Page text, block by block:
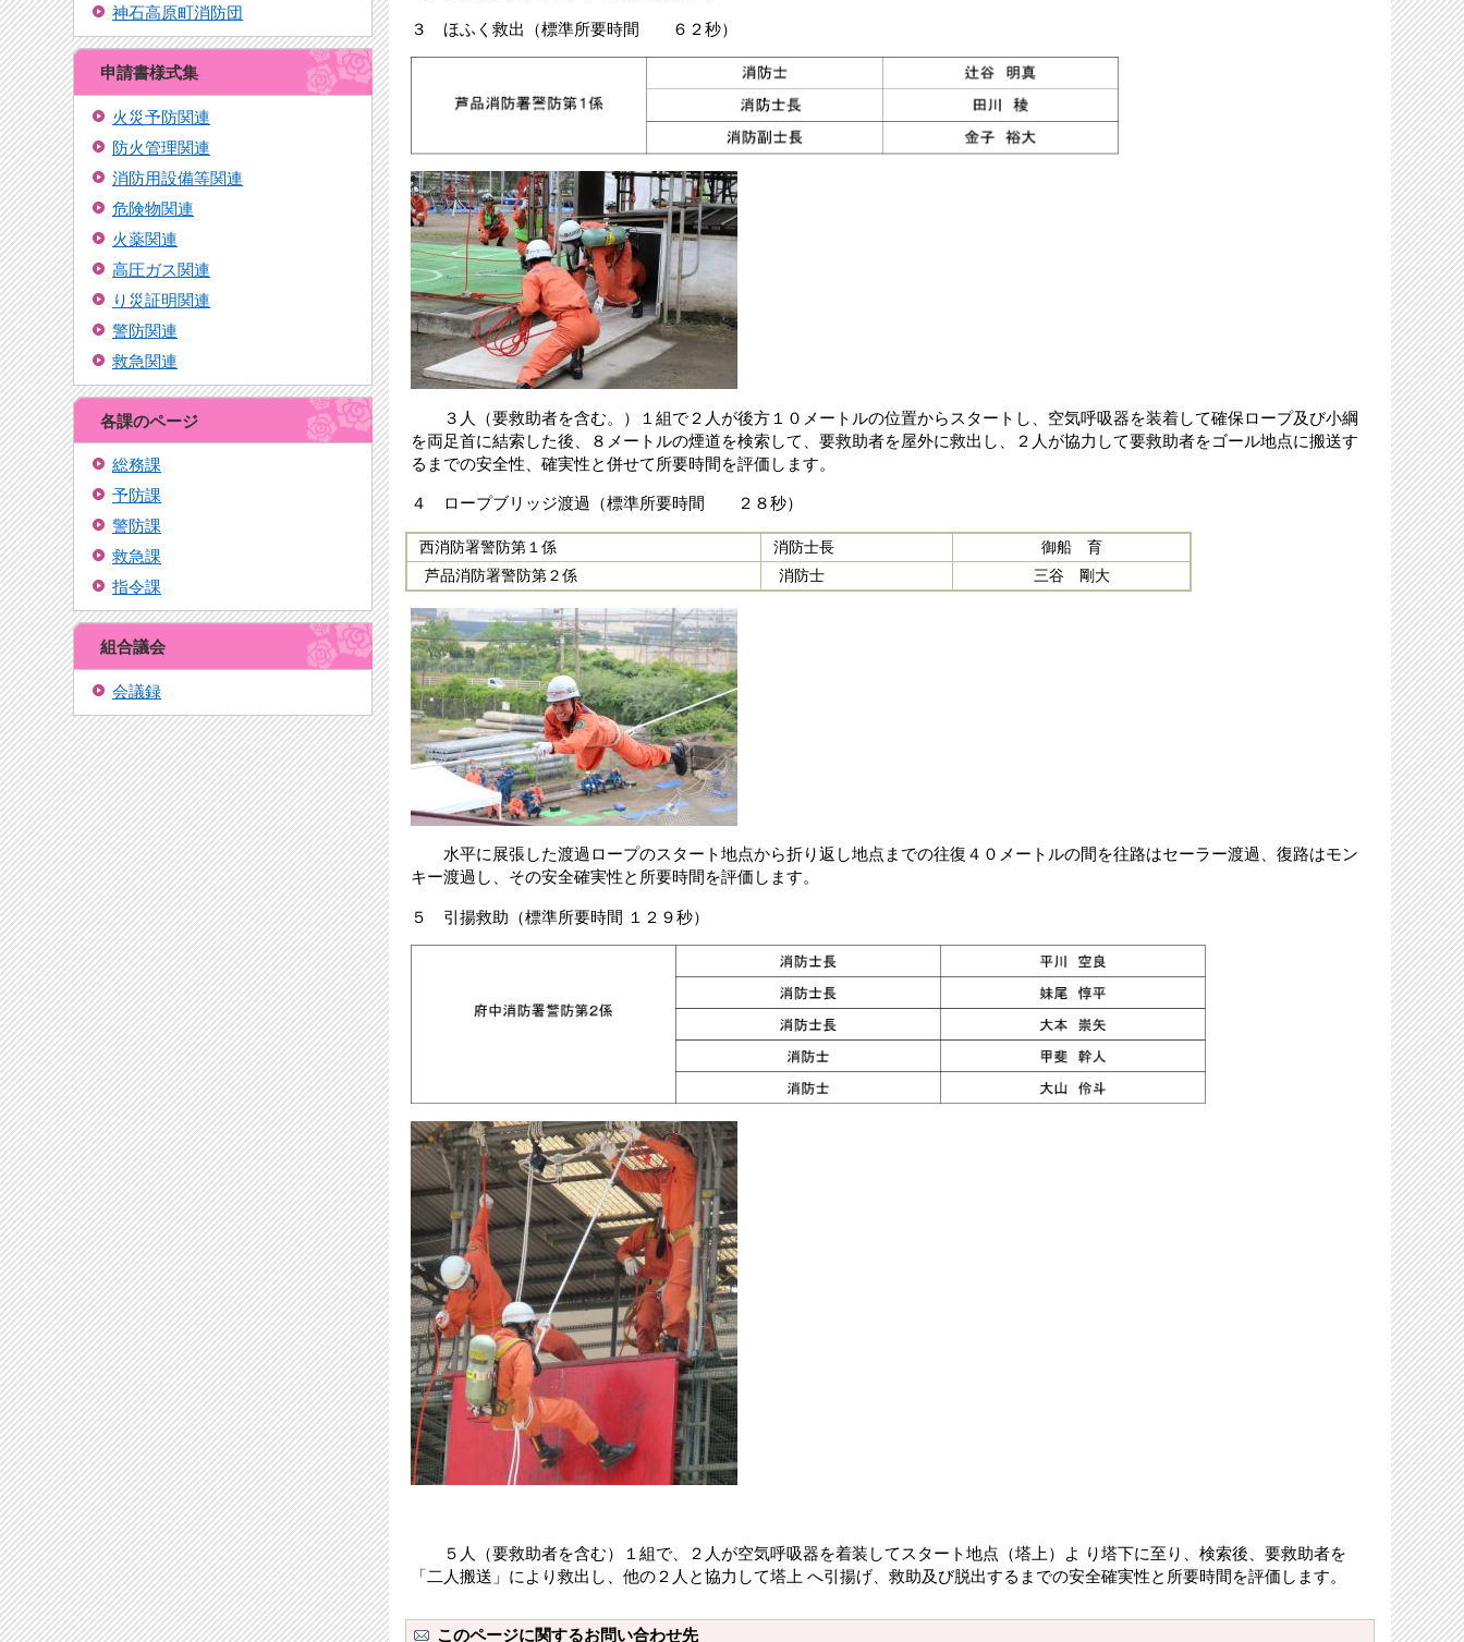
神石高原町消防団
申請書様式集
火災予防関連
防火管理関連
消防用設備等関連
危険物関連
火薬関連
高圧ガス関連
り災証明関連
警防関連
救急関連
各課のページ
総務課
予防課
警防課
救急課
指令課
組合議会
会議録
３ ほふく救出（標準所要時間 ６２秒）
３人（要救助者を含む。）１組で２人が後方１０メートルの位置からスタートし、空気呼吸器を装着して確保ロープ及び小綱
を両足首に結索した後、８メートルの煙道を検索して、要救助者を屋外に救出し、２人が協力して要救助者をゴール地点に搬送す
るまでの安全性、確実性と併せて所要時間を評価します。
４ ロープブリッジ渡過（標準所要時間 ２８秒）
西消防署警防第１係 消防士長
御船 育
芦品消防署警防第２係
消防士 三谷 剛大
水平に展張した渡過ロープのスタート地点から折り返し地点までの往復４０メートルの間を往路はセーラー渡過、復路はモン
キー渡過し、その安全確実性と所要時間を評価します。
５ 引揚救助（標準所要時間 １２９秒）
５人（要救助者を含む）１組で、２人が空気呼吸器を着装してスタート地点（塔上）よ り塔下に至り、検索後、要救助者を
「二人搬送」により救出し、他の２人と協力して塔上 へ引揚げ、救助及び脱出するまでの安全確実性と所要時間を評価します。
このページに関するお問い合わせ先